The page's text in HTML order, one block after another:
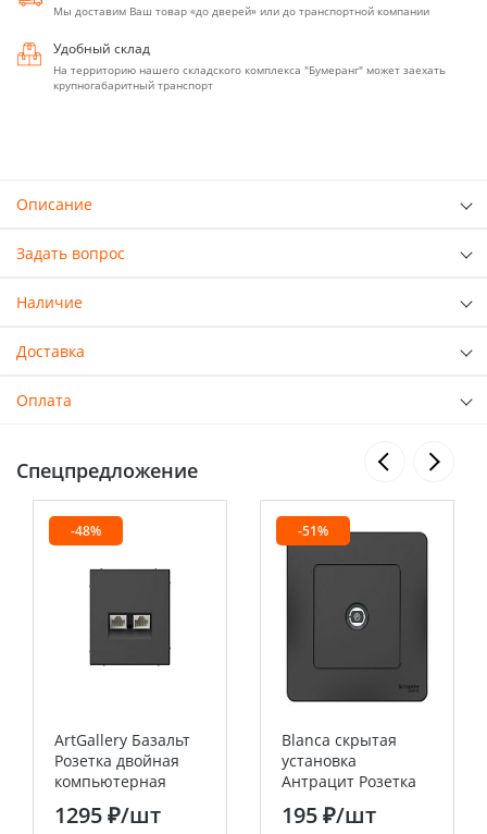
Мы доставим Ваш товар «до дверей» или до транспортной компании
Удобный склад
На территорию нашего складского комплекса "Бумеранг" может заехать
крупногабаритный транспорт
Описание
Задать вопрос
Наличие
Доставка
Оплата
Спецпредложение
-48%
ArtGallery Базальт
Розетка двойная
компьютерная
RJ45+RJ45, кат. 5е,
механизм Systeme
1295 ₽/шт
-51%
Blanca скрытая
установка
Антрацит Розетка
TV Systeme Electric
(Schneider Electric)
195 ₽/шт